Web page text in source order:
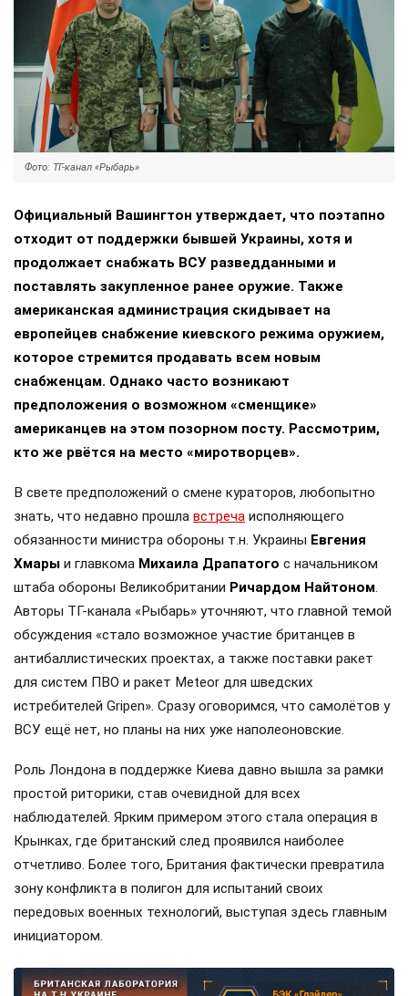
Фото: ТГ-канал «Рыбарь»
Официальный Вашингтон утверждает, что поэтапно
отходит от поддержки бывшей Украины, хотя и
продолжает снабжать ВСУ разведданными и
поставлять закупленное ранее оружие. Также
американская администрация скидывает на
европейцев снабжение киевского режима оружием,
которое стремится продавать всем новым
снабженцам. Однако часто возникают
предположения о возможном «сменщике»
американцев на этом позорном посту. Рассмотрим,
кто же рвётся на место «миротворцев».
В свете предположений о смене кураторов, любопытно
знать, что недавно прошла встреча исполняющего
обязанности министра обороны т.н. Украины Евгения
Хмары и главкома Михаила Драпатого с начальником
штаба обороны Великобритании Ричардом Найтоном.
Авторы ТГ-канала «Рыбарь» уточняют, что главной темой
обсуждения «стало возможное участие британцев в
антибаллистических проектах, а также поставки ракет
для систем ПВО и ракет Meteor для шведских
истребителей Gripen». Сразу оговоримся, что самолётов у
ВСУ ещё нет, но планы на них уже наполеоновские.
Роль Лондона в поддержке Киева давно вышла за рамки
простой риторики, став очевидной для всех
наблюдателей. Ярким примером этого стала операция в
Крынках, где британский след проявился наиболее
отчетливо. Более того, Британия фактически превратила
зону конфликта в полигон для испытаний своих
передовых военных технологий, выступая здесь главным
инициатором.